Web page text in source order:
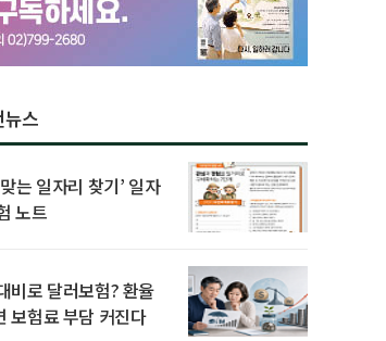
스
는 일자리 찾기’ 일자
노트
비로 달러보험? 환율
보험료 부담 커진다